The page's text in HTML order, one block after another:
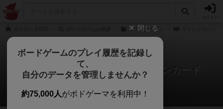
ウイングスパン
ウイングスパン：プロモーションカード
拡張/関連作品 6件
閉じる
ボードゲームのプレイ履歴を記録し
て、
自分のデータを管理しませんか？
約75,000人がボドゲーマを利用中！